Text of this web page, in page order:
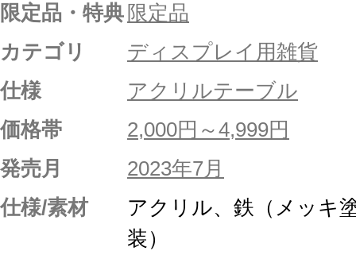
限定品・特典 限定品
カテゴリ
ディスプレイ用雑貨
仕様
アクリルテーブル
価格帯
2,000円～4,999円
発売月
2023年7月
仕様/素材
アクリル、鉄（メッキ
装）